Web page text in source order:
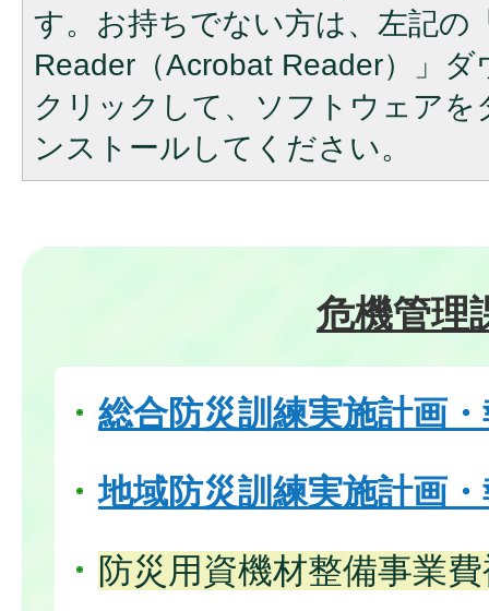
す。お持ちでない方は、左記の
Reader（Acrobat Reader）」
クリックして、ソフトウェア
ンストールしてください。
危機管理
総合防災訓練実施計画
地域防災訓練実施計画
防災用資機材整備事業